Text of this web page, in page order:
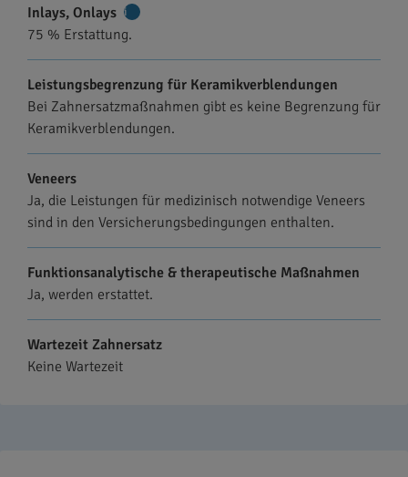
Inlays, Onlays
Informationen
75 % Erstattung.
Leistungsbegrenzung für Keramikverblendungen
Bei Zahnersatzmaßnahmen gibt es keine Begrenzung für
Keramikverblendungen.
Veneers
Ja, die Leistungen für medizinisch notwendige Veneers
sind in den Versicherungsbedingungen enthalten.
Funktionsanalytische & therapeutische Maßnahmen
Ja, werden erstattet.
Wartezeit Zahnersatz
Keine Wartezeit